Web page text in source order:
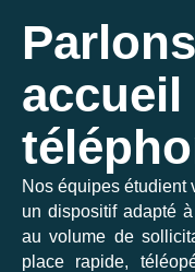
accueil
Nos équipes étudient
un dispositif adapté
au volume de
place rapide,